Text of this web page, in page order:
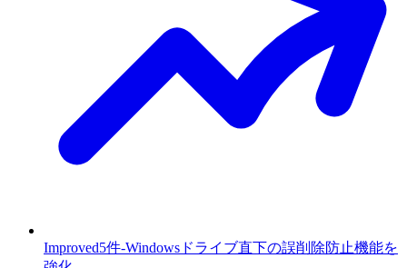
Improved5件-Windowsドライブ直下の誤削除防止機能を